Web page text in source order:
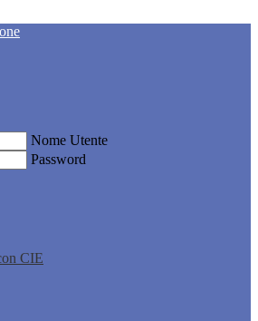
Nome Utente
Password
CIE